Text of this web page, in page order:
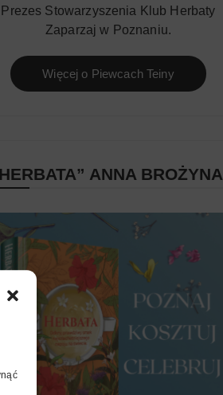
Prezes Stowarzyszenia Klub Herbaty
Zaparzaj w Poznaniu.
Więcej o Piewcach Teiny
ANNA BROŻYNA